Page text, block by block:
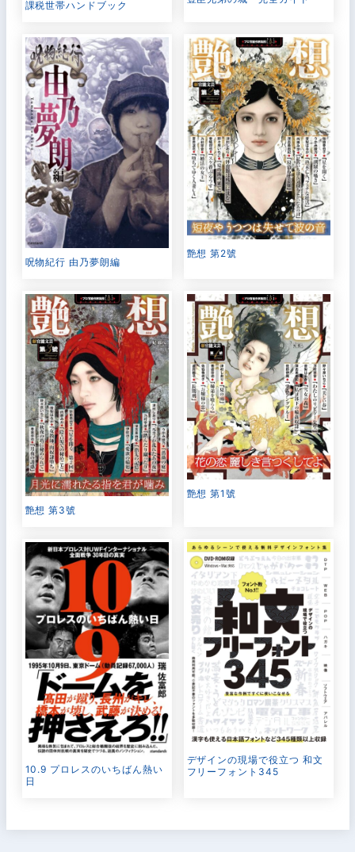
課税世帯ハンドブック
呪物紀行 由乃夢朗編
艶想 第2號
艶想 第3號
艶想 第1號
10.9 プロレスのいちばん熱い
日
デザインの現場で役立つ 和文
フリーフォント345